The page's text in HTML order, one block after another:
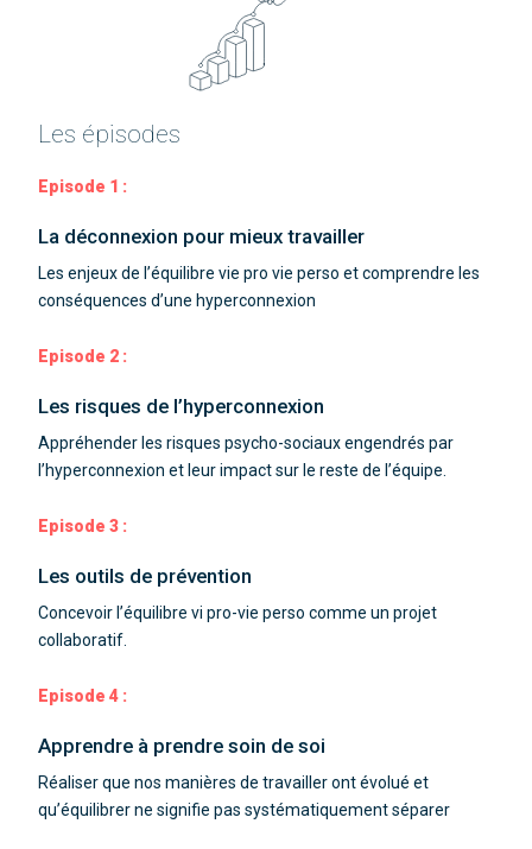
Les épisodes
Episode 1 :
La déconnexion pour mieux travailler
Les enjeux de l’équilibre vie pro vie perso et comprendre les
conséquences d’une hyperconnexion
Episode 2 :
Les risques de l’hyperconnexion
Appréhender les risques psycho-sociaux engendrés par
l’hyperconnexion et leur impact sur le reste de l’équipe.
Episode 3 :
Les outils de prévention
Concevoir l’équilibre vi pro-vie perso comme un projet
collaboratif.
Episode 4 :
Apprendre à prendre soin de soi
Réaliser que nos manières de travailler ont évolué et
qu’équilibrer ne signifie pas systématiquement séparer